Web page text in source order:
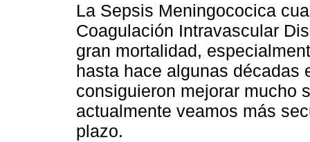
La Sepsis Meningococica
Coagulación Intravascular
gran mortalidad,
hasta hace algunas décadas
consiguieron mejorar mucho
actualmente veamos más
plazo.